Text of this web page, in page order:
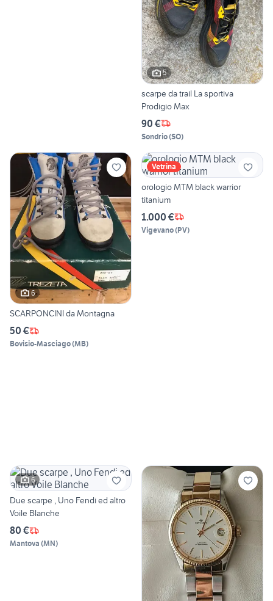
5
scarpe da trail La sportiva
Prodigio Max
90 €
Sondrio(SO)
6
SCARPONCINI da Montagna
50 €
Bovisio-Masciago(MB)
Vetrina
orologio MTM black warrior
titanium
1.000 €
Vigevano(PV)
6
Due scarpe , Uno Fendi ed altro
Voile Blanche
80 €
Mantova (MN)